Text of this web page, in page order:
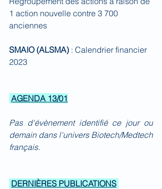
1 action nouvelle contre 3 700
anciennes
SMAIO (ALSMA) : Calendrier financier
2023
AGENDA 13/01
Pas d'évènement identifié ce jour ou
demain dans l'univers Biotech/Medtech
français.
DERNIÈRES PUBLICATIONS